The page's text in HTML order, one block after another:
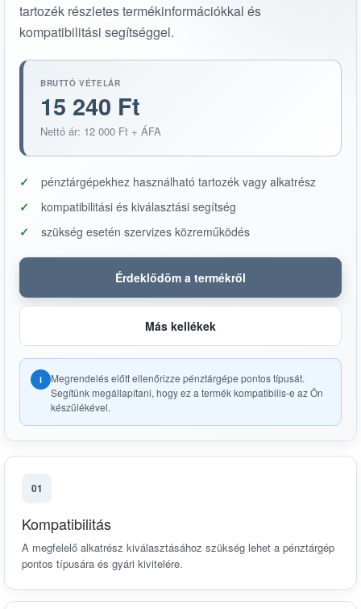
tartozék részletes termékinformációkkal és
kompatibilitási segítséggel.
BRUTTÓ VÉTELÁR
15 240 Ft
Nettó ár: 12 000 Ft + ÁFA
pénztárgépekhez használható tartozék vagy alkatrész
kompatibilitási és kiválasztási segítség
szükség esetén szervizes közreműködés
Érdeklődöm a termékről
Más kellékek
i
Megrendelés előtt ellenőrizze pénztárgépe pontos típusát.
Segítünk megállapítani, hogy ez a termék kompatibilis-e az Ön
készülékével.
01
Kompatibilitás
A megfelelő alkatrész kiválasztásához szükség lehet a pénztárgép
pontos típusára és gyári kivitelére.